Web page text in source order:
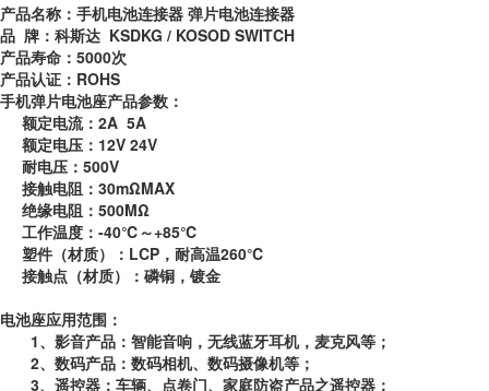
产品名称：手机电池连接器 弹片电池连接器
品 牌：科斯达 KSDKG / KOSOD SWITCH
产品寿命： 5000次
产品认证： ROHS
手机弹片电池座产品参数：
额定电流： 2A 5A
额定电压： 12V 24V
耐电压： 500V
接触电阻： 30mΩMAX
绝缘电阻： 500MΩ
工作温度： -40℃～+85℃
塑件（材质）： LCP ，耐高温260℃
接触点（材质）：磷铜，镀金
电池座应用范围：
1、影音产品：智能音响，无线蓝牙耳机，麦克风等；
2、 数码产品：数码相机、数码摄像机等；
3、 遥控器：车辆、点卷门、家庭防盗产品之遥控器；